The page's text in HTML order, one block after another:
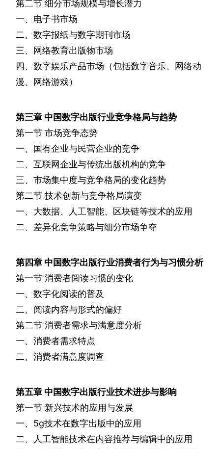
第二节 细分市场规模与增长潜力
一、电子书市场
二、数字报纸与数字期刊市场
三、网络教育出版物市场
四、数字娱乐产品市场（包括数字音乐、网络动
漫、网络游戏）
第三章 中国数字出版行业竞争格局与趋势
第一节 市场竞争态势
一、国有企业与民营企业的竞争
二、互联网企业与传统出版机构的竞争
三、市场集中度与竞争格局的变化趋势
第二节 技术创新与竞争格局演变
一、大数据、人工智能、区块链等技术的应用
二、差异化竞争策略与细分市场争夺
第四章 中国数字出版行业消费者行为与习惯分析
第一节 消费者阅读习惯的变化
一、数字化阅读的普及
二、阅读内容与形式的偏好
第二节 消费者需求与满意度分析
一、消费者需求特点
二、消费者满意度调查
第五章 中国数字出版行业技术进步与影响
第一节 新兴技术的应用与发展
一、 5g技术在数字出版中的应用
二、人工智能技术在内容推荐与编辑中的应用